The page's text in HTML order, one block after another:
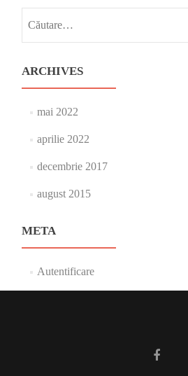
după:
ARCHIVES
mai 2022
aprilie 2022
decembrie 2017
august 2015
META
Autentificare